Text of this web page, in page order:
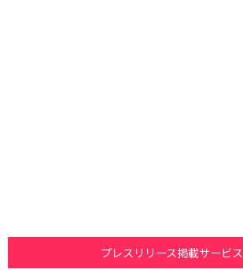
プレスリリース掲載サービス